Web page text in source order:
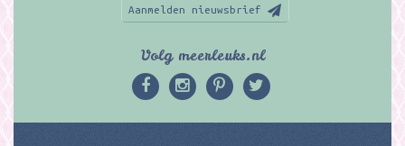
Aanmelden nieuwsbrief
Volg meerleuks.nl